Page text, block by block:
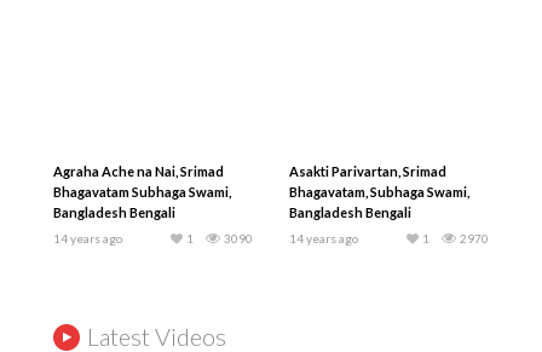
Agraha Ache na Nai, Srimad
Bhagavatam Subhaga Swami,
Bangladesh Bengali
14 years ago 3090
1
Asakti Parivartan, Srimad
Bhagavatam, Subhaga Swami,
Bangladesh Bengali
14 years ago 2970
1
Latest Videos